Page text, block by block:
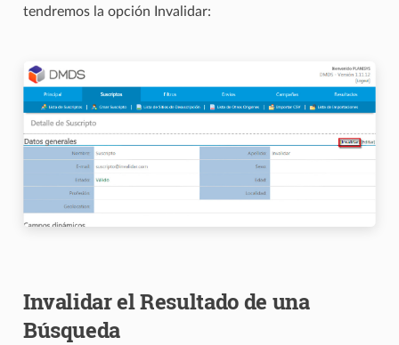
tendremos la opción Invalidar:
Invalidar el Resultado de una
Búsqueda